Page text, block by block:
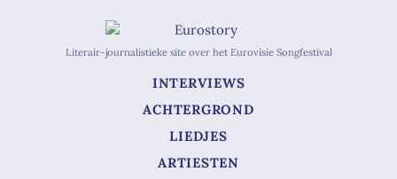
Literair-journalistieke site over het Eurovisie Songfestival
INTERVIEWS
ACHTERGROND
LIEDJES
ARTIESTEN